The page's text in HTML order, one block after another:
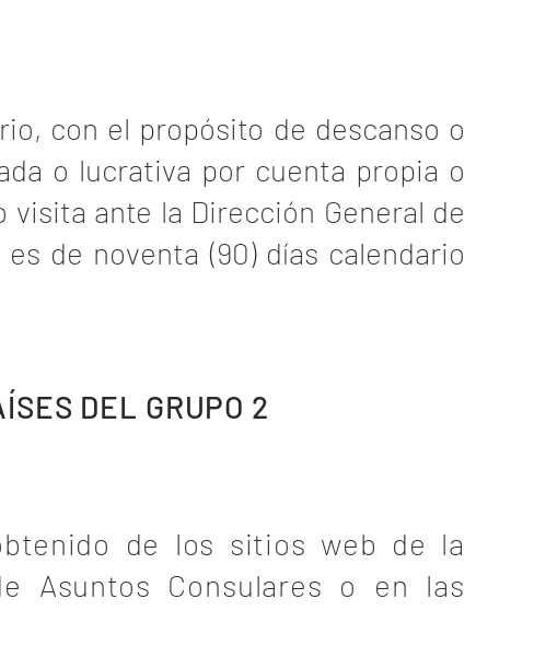
con el propósito de descanso o
o lucrativa por cuenta propia o
ante la Dirección General de
de noventa (90) días calendario
de los sitios web de la
Asuntos Consulares o en las
se solicite la visa.
DEL GRUPO 2